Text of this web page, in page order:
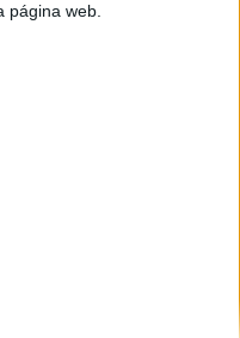
página web.